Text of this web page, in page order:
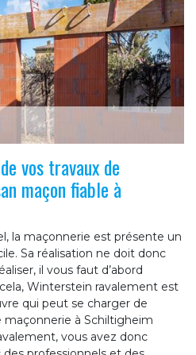
vos travaux de
maçon fiable à
la maçonnerie est présente un
Sa réalisation ne doit donc
il vous faut d’abord
Winterstein ravalement est
qui peut se charger de
maçonnerie à Schiltigheim
vous avez donc